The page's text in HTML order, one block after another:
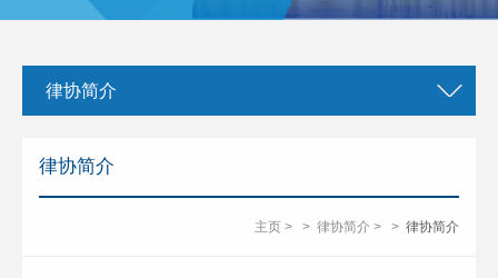
律协简介
律协简介
主页 > > 律协简介 > > 律协简介